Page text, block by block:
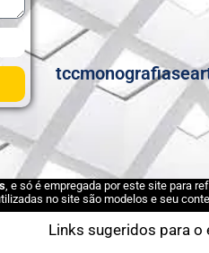
, e só é empregada por este site para
no site são modelos e seu
Links sugeridos para